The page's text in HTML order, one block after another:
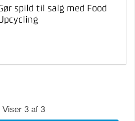
spild til salg med Food
Viser 3 af 3